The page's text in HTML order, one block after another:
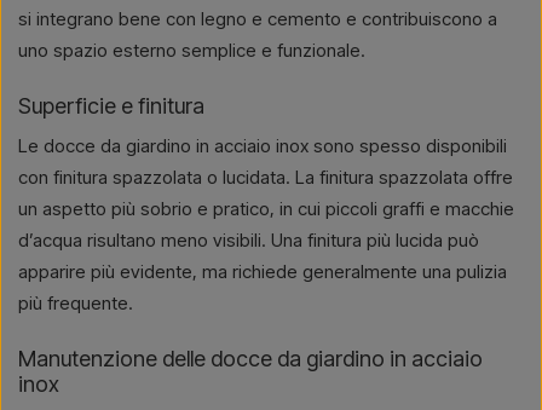
si integrano bene con legno e cemento e contribuiscono a
uno spazio esterno semplice e funzionale.
Superficie e finitura
Le docce da giardino in acciaio inox sono spesso disponibili
con finitura spazzolata o lucidata. La finitura spazzolata offre
un aspetto più sobrio e pratico, in cui piccoli graffi e macchie
d’acqua risultano meno visibili. Una finitura più lucida può
apparire più evidente, ma richiede generalmente una pulizia
più frequente.
Manutenzione delle docce da giardino in acciaio
inox